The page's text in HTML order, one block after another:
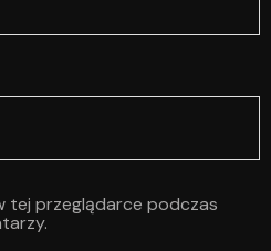
tej przeglądarce podczas